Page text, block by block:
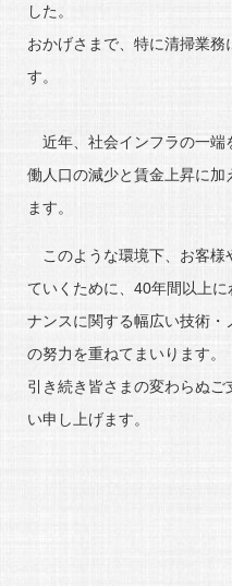
した。
おかげさまで、特に清掃業務
す。
近年、社会インフラの一端
働人口の減少と賃金上昇に
ます。
このような環境下、お客様
ていくために、40年間以上
ナンスに関する幅広い技術
の努力を重ねてまいります。
引き続き皆さまの変わらぬ
い申し上げます。